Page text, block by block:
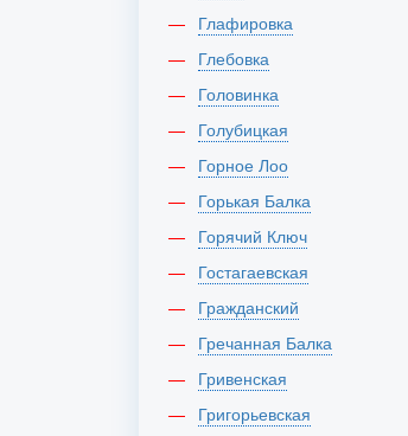
Глафировка
Глебовка
Головинка
Голубицкая
Горное Лоо
Горькая Балка
Горячий Ключ
Гостагаевская
Гражданский
Гречанная Балка
Гривенская
Григорьевская